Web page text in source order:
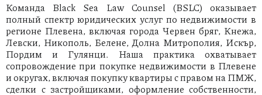
Команда Black Sea Law Counsel (BSLC) оказывает
полный спектр юридических услуг по недвижимости в
регионе Плевена, включая города Червен бряг, Кнежа,
Левски, Никополь, Белене, Долна Митрополия, Искър,
Пордим и Гулянци. Наша практика охватывает
сопровождение при покупке недвижимости в Плевене
и округах, включая покупку квартиры с правом на ПМЖ,
сделки с застройщиками, оформление собственности,